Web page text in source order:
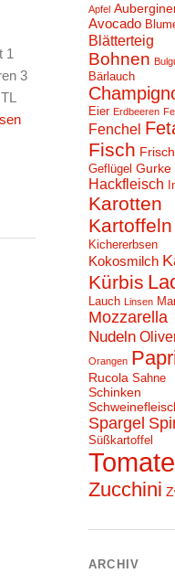
1
3
Apfel
Avocado
Blätterteig
Bohnen
Bärlauch
Eier Erdbeeren
Fenchel
Fisch
Geflügel Gurke
Hackfleisch
Karotten
Kartoffeln
Kichererbsen
Kokosmilch
Kürbis
Lauch Linsen
Mozzarella
Nudeln
Orangen
Rucola Sahne
Schinken
Spargel
Süßkartoffel
Zucchini
ARCHIV